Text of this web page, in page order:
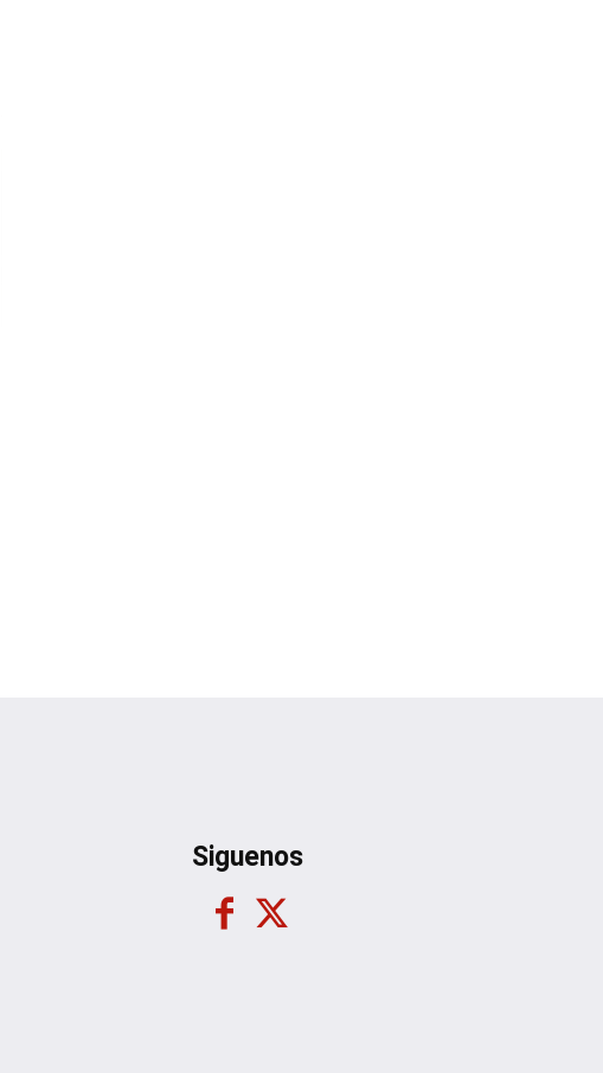
Siguenos